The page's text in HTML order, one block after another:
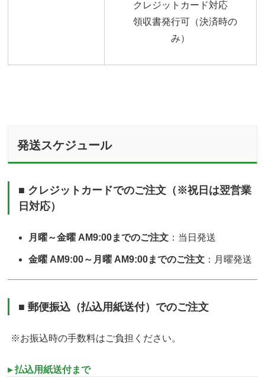
クレジットカード対応
領収書発行可（決済時の
み）
発送スケジュール
■ クレジットカードでのご注文（※祝日は翌営業
日対応）
月曜～金曜 AM9:00までのご注文 ：当日発送
金曜 AM9:00～月曜 AM9:00までのご注文 ：月曜発送
■ 郵便振込（払込用紙送付）でのご注文
※お振込時の手数料はご負担ください。
▸ 払込用紙送付まで